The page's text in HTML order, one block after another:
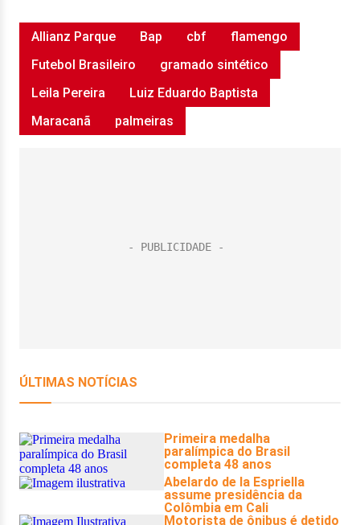
Allianz Parque Bap cbf
flamengo
Futebol Brasileiro
gramado sintético
Leila Pereira
Luiz Eduardo Baptista
Maracanã
palmeiras